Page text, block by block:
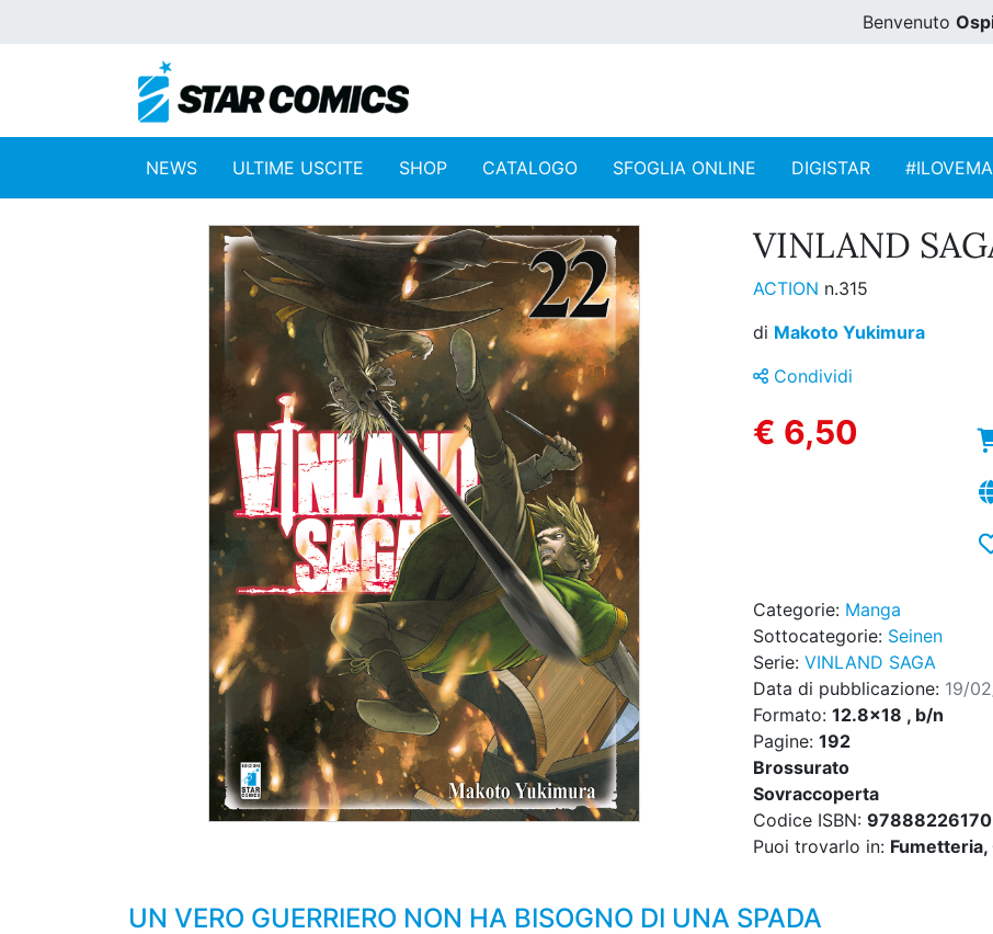
Benvenuto
NEWS ULTIME USCITE SHOP CATALOGO SFOGLIA ONLINE DIGISTAR
VINLAND
ACTION n.315
di Makoto Yukimura
Condividi
€ 6,50
Categorie: Manga
Sottocategorie: Seinen
Serie: VINLAND SAGA
Data di pubblicazione: 19/
Formato: 12.8x18 , b/n
Pagine: 192
Brossurato
Sovraccoperta
Codice ISBN:
Puoi trovarlo in:
UN VERO GUERRIERO NON HA BISOGNO DI UNA SPADA